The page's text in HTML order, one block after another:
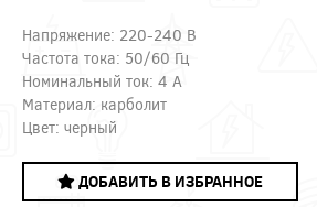
Напряжение: 220-240 В
Частота тока: 50/60 Гц
Номинальный ток: 4 А
Материал: карболит
Цвет: черный
ДОБАВИТЬ В ИЗБРАННОЕ